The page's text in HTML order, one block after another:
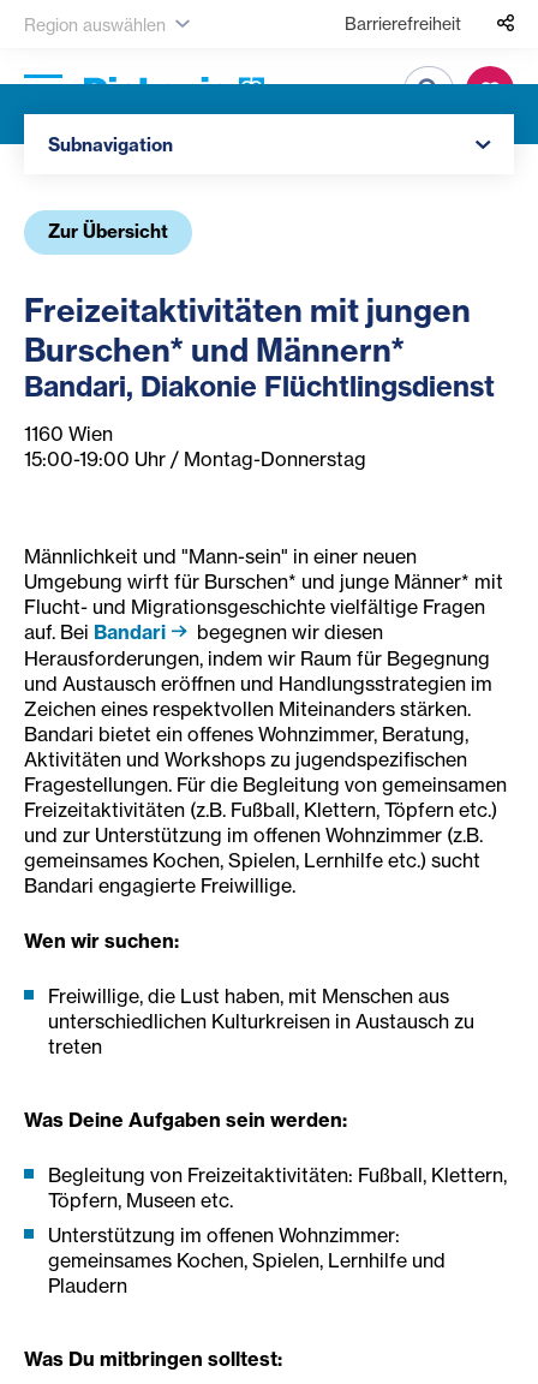
Region auswählen Barrierefreiheit
Subnavigation
Zur Übersicht
Freizeitaktivitäten mit jungen
Burschen* und Männern*
Bandari, Diakonie Flüchtlingsdienst
1160 Wien
15:00-19:00 Uhr / Montag-Donnerstag
Männlichkeit und "Mann-sein" in einer neuen
Umgebung wirft für Burschen* und junge Männer* mit
Flucht- und Migrationsgeschichte vielfältige Fragen
auf. Bei Bandari
begegnen wir diesen
Herausforderungen, indem wir Raum für Begegnung
und Austausch eröffnen und Handlungsstrategien im
Zeichen eines respektvollen Miteinanders stärken.
Bandari bietet ein offenes Wohnzimmer, Beratung,
Aktivitäten und Workshops zu jugendspezifischen
Fragestellungen. Für die Begleitung von gemeinsamen
Freizeitaktivitäten (z.B. Fußball, Klettern, Töpfern etc.)
und zur Unterstützung im offenen Wohnzimmer (z.B.
gemeinsames Kochen, Spielen, Lernhilfe etc.) sucht
Bandari engagierte Freiwillige.
Wen wir suchen:
Freiwillige, die Lust haben, mit Menschen aus
unterschiedlichen Kulturkreisen in Austausch zu
treten
Was Deine Aufgaben sein werden:
Begleitung von Freizeitaktivitäten: Fußball, Klettern,
Töpfern, Museen etc.
Unterstützung im offenen Wohnzimmer:
gemeinsames Kochen, Spielen, Lernhilfe und
Plaudern
Was Du mitbringen solltest: